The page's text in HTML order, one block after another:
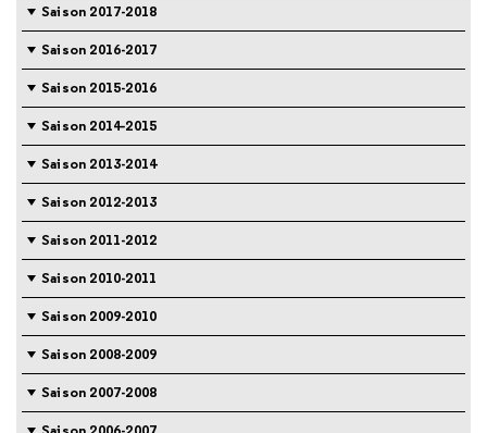
Saison 2017-2018
Saison 2016-2017
Saison 2015-2016
Saison 2014-2015
Saison 2013-2014
Saison 2012-2013
Saison 2011-2012
Saison 2010-2011
Saison 2009-2010
Saison 2008-2009
Saison 2007-2008